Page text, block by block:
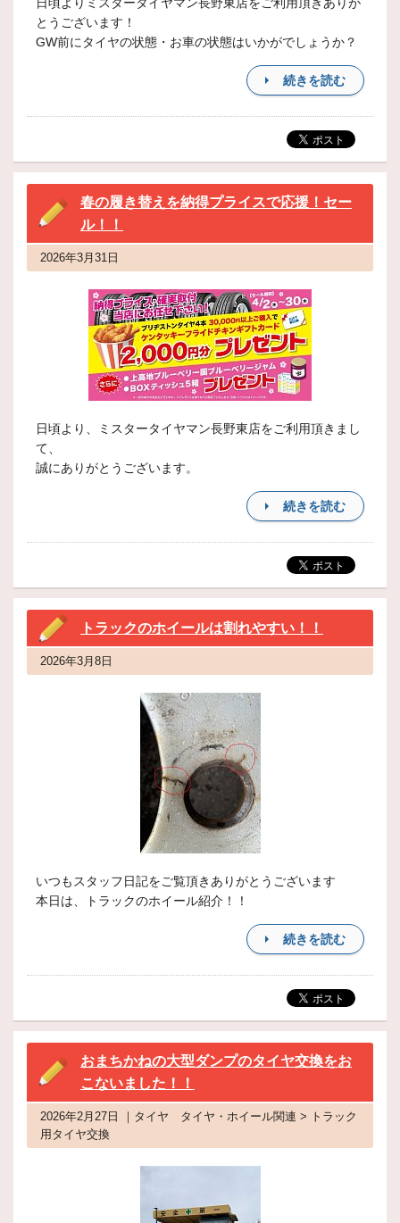
とうございます！
GW前にタイヤの状態・お車の状態はいかがでしょうか？
続きを読む
春の履き替えを納得プライスで応援！セー
ル！！
2026年3月31日
日頃より、ミスタータイヤマン長野東店をご利用頂きまし
て、
誠にありがとうございます。
続きを読む
トラックのホイールは割れやすい！！
2026年3月8日
いつもスタッフ日記をご覧頂きありがとうございます
本日は、トラックのホイール紹介！！
続きを読む
おまちかねの大型ダンプのタイヤ交換をお
こないました！！
2026年2月27日 ｜タイヤ タイヤ・ホイール関連 > トラック
用タイヤ交換